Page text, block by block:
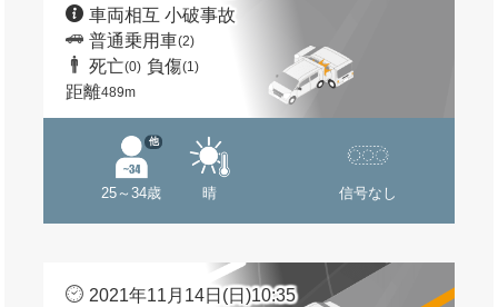
車両相互 小破事故
普通乗用車(2)
死亡(0) 負傷(1)
距離489m
25～34歳
他
晴 信号なし
2021年11月14日(日)10:35